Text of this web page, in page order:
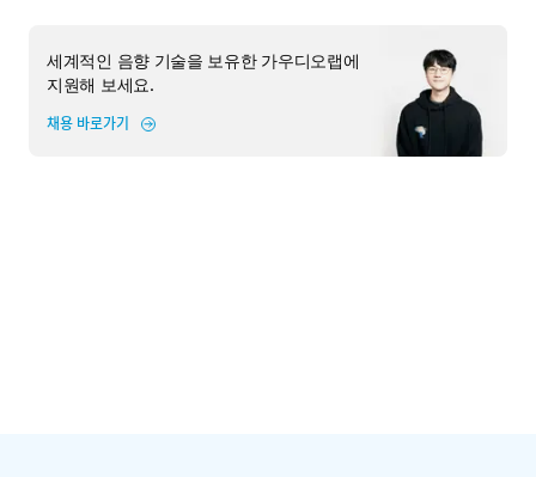
세계적인 음향 기술을 보유한 가우디오랩에
지원해 보세요.
채용 바로가기